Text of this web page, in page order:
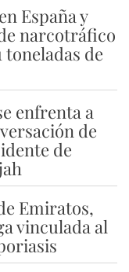
España y
narcotráfico
de
enfrenta a
de
de
Emiratos,
vinculada al